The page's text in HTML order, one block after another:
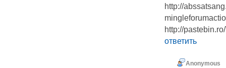
http://
http://
ответить
Anonymous